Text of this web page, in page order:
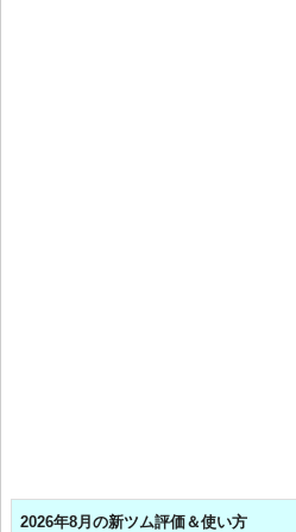
2026年8月の新ツム評価＆使い方